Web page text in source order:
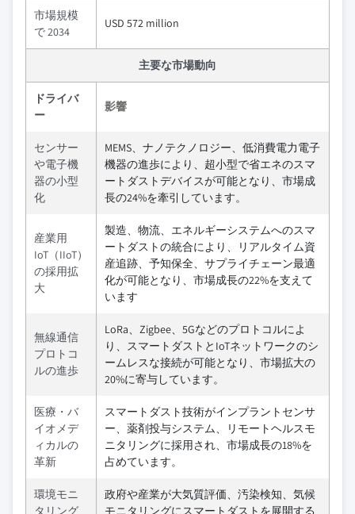
市場規模
で 2034
USD 572 million
主要な市場動向
ドライバ
ー
影響
センサー
や電子機
器の小型
化
MEMS、ナノテクノロジー、低消費電力電子
機器の進歩により、超小型で省エネのスマ
ートダストデバイスが可能となり、市場成
長の24%を牽引しています。
産業用
IoT（IIoT）
の採用拡
大
製造、物流、エネルギーシステムへのスマ
ートダストの統合により、リアルタイム資
産追跡、予知保全、サプライチェーン最適
化が可能となり、市場成長の22%を支えて
います
無線通信
プロトコ
ルの進歩
LoRa、Zigbee、5Gなどのプロトコルによ
り、スマートダストとIoTネットワークのシ
ームレスな接続が可能となり、市場拡大の
20%に寄与しています。
医療・バ
イオメデ
ィカルの
革新
スマートダスト技術がインプラントセンサ
ー、薬剤投与システム、リモートヘルスモ
ニタリングに採用され、市場成長の18%を
占めています。
環境モニ
タリング
政府や産業が大気質評価、汚染検知、気候
モニタリングにスマートダストを展開する